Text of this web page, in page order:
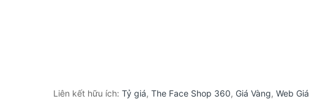
Liên kết hữu ích: Tỷ giá, The Face Shop 360, Giá Vàng, Web Giá